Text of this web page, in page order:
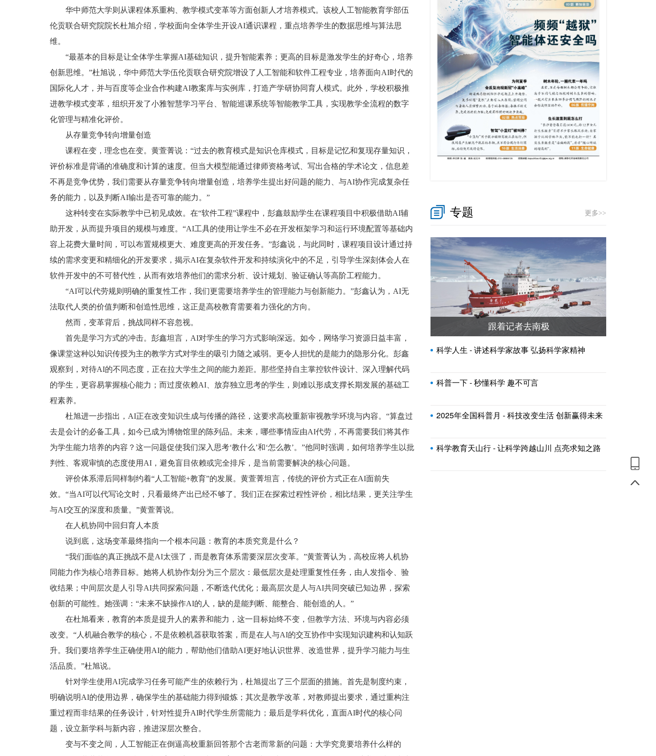
华中师范大学则从课程体系重构、教学模式变革等方面创新人才培养模式。该校人工智能教育学部伍
伦贡联合研究院院长杜旭介绍，学校面向全体学生开设AI通识课程，重点培养学生的数据思维与算法思
维。
“最基本的目标是让全体学生掌握AI基础知识，提升智能素养；更高的目标是激发学生的好奇心，培养
创新思维。”杜旭说，华中师范大学伍伦贡联合研究院增设了人工智能和软件工程专业，培养面向AI时代的
国际化人才，并与百度等企业合作构建AI教案库与实例库，打造产学研协同育人模式。此外，学校积极推
进教学模式变革，组织开发了小雅智慧学习平台、智能巡课系统等智能教学工具，实现教学全流程的数字
化管理与精准化评价。
从存量竞争转向增量创造
课程在变，理念也在变。黄萱菁说：“过去的教育模式是知识仓库模式，目标是记忆和复现存量知识，
评价标准是背诵的准确度和计算的速度。但当大模型能通过律师资格考试、写出合格的学术论文，信息差
不再是竞争优势，我们需要从存量竞争转向增量创造，培养学生提出好问题的能力、与AI协作完成复杂任
务的能力，以及判断AI输出是否可靠的能力。”
这种转变在实际教学中已初见成效。在“软件工程”课程中，彭鑫鼓励学生在课程项目中积极借助AI辅
助开发，从而提升项目的规模与难度。“AI工具的使用让学生不必在开发框架学习和运行环境配置等基础内
容上花费大量时间，可以布置规模更大、难度更高的开发任务。”彭鑫说，与此同时，课程项目设计通过持
续的需求变更和精细化的开发要求，揭示AI在复杂软件开发和持续演化中的不足，引导学生深刻体会人在
软件开发中的不可替代性，从而有效培养他们的需求分析、设计规划、验证确认等高阶工程能力。
“AI可以代劳规则明确的重复性工作，我们更需要培养学生的管理能力与创新能力。”彭鑫认为，AI无
法取代人类的价值判断和创造性思维，这正是高校教育需要着力强化的方向。
然而，变革背后，挑战同样不容忽视。
首先是学习方式的冲击。彭鑫坦言，AI对学生的学习方式影响深远。如今，网络学习资源日益丰富，
像课堂这种以知识传授为主的教学方式对学生的吸引力随之减弱。更令人担忧的是能力的隐形分化。彭鑫
观察到，对待AI的不同态度，正在拉大学生之间的能力差距。那些坚持自主掌控软件设计、深入理解代码
的学生，更容易掌握核心能力；而过度依赖AI、放弃独立思考的学生，则难以形成支撑长期发展的基础工
程素养。
杜旭进一步指出，AI正在改变知识生成与传播的路径，这要求高校重新审视教学环境与内容。“算盘过
去是会计的必备工具，如今已成为博物馆里的陈列品。未来，哪些事情应由AI代劳，不再需要我们将其作
为学生能力培养的内容？这一问题促使我们深入思考‘教什么’和‘怎么教’。”他同时强调，如何培养学生以批
判性、客观审慎的态度使用AI，避免盲目依赖或完全排斥，是当前需要解决的核心问题。
评价体系滞后同样制约着“人工智能+教育”的发展。黄萱菁坦言，传统的评价方式正在AI面前失
效。“当AI可以代写论文时，只看最终产出已经不够了。我们正在探索过程性评价，相比结果，更关注学生
与AI交互的深度和质量。”黄萱菁说。
在人机协同中回归育人本质
说到底，这场变革最终指向一个根本问题：教育的本质究竟是什么？
“我们面临的真正挑战不是AI太强了，而是教育体系需要深层次变革。”黄萱菁认为，高校应将人机协
同能力作为核心培养目标。她将人机协作划分为三个层次：最低层次是处理重复性任务，由人发指令、验
收结果；中间层次是人引导AI共同探索问题，不断迭代优化；最高层次是人与AI共同突破已知边界，探索
创新的可能性。她强调：“未来不缺操作AI的人，缺的是能判断、能整合、能创造的人。”
在杜旭看来，教育的本质是提升人的素养和能力，这一目标始终不变，但教学方法、环境与内容必须
改变。“人机融合教学的核心，不是依赖机器获取答案，而是在人与AI的交互协作中实现知识建构和认知跃
升。我们要培养学生正确使用AI的能力，帮助他们借助AI更好地认识世界、改造世界，提升学习能力与生
活品质。”杜旭说。
针对学生使用AI完成学习任务可能产生的依赖行为，杜旭提出了三个层面的措施。首先是制度约束，
明确说明AI的使用边界，确保学生的基础能力得到锻炼；其次是教学改革，对教师提出要求，通过重构注
重过程而非结果的任务设计，针对性提升AI时代学生所需能力；最后是学科优化，直面AI时代的核心问
题，设立新学科与新内容，推进深层次整合。
变与不变之间，人工智能正在倒逼高校重新回答那个古老而常新的问题：大学究竟要培养什么样的
专题 更多>>
跟着记者去南极
科学人生 - 讲述科学家故事 弘扬科学家精神
科普一下 - 秒懂科学 趣不可言
2025年全国科普月 - 科技改变生活 创新赢得未来
科学教育天山行 - 让科学跨越山川 点亮求知之路